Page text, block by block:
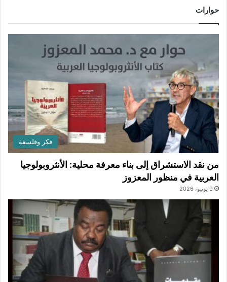
حوارات
فكر وفلسفة
من نقد الاستشراق إلى بناء معرفة محلية: الأنثروبولوجيا
العربية في منظور المعزوز
9 يونيو، 2026